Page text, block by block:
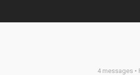
4 messages •